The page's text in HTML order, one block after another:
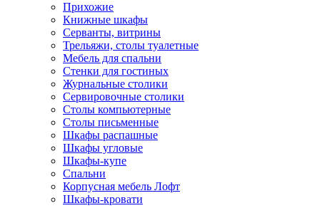
Прихожие
Книжные шкафы
Серванты, витрины
Трельяжи, столы туалетные
Мебель для спальни
Стенки для гостиных
Журнальные столики
Сервировочные столики
Столы компьютерные
Столы письменные
Шкафы распашные
Шкафы угловые
Шкафы-купе
Спальни
Корпусная мебель Лофт
Шкафы-кровати